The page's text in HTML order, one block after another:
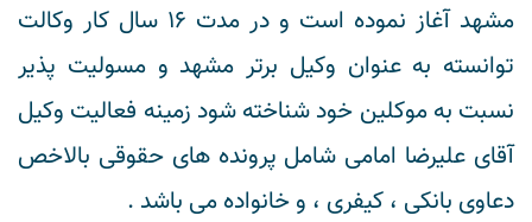
مشهد آغاز نموده است و در مدت 16 سال کار وکالت
توانسته به عنوان وکیل برتر مشهد و مسولیت پذیر
نسبت به موکلین خود شناخته شود زمینه فعالیت وکیل
آقای علیرضا امامی شامل پرونده های حقوقی بالاخص
دعاوی بانکی ، کیفری ، و خانواده می باشد .